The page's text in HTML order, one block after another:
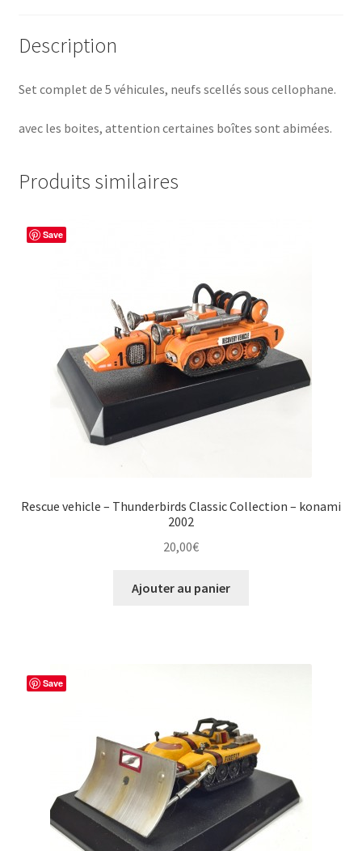
Description
Set complet de 5 véhicules, neufs scellés sous cellophane.
avec les boites, attention certaines boîtes sont abimées.
Produits similaires
Save
Rescue vehicle – Thunderbirds Classic Collection – konami
2002
20,00€
Ajouter au panier
Save